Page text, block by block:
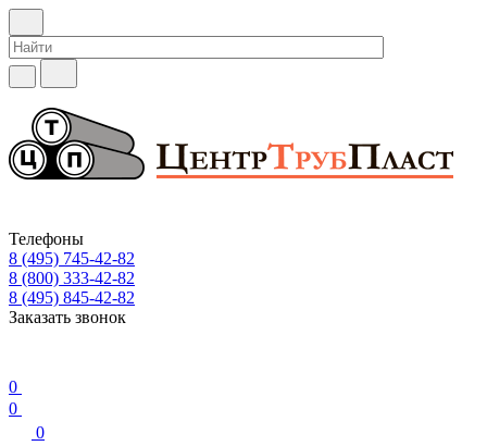
Телефоны
8 (495) 745-42-82
8 (800) 333-42-82
8 (495) 845-42-82
Заказать звонок
0
0
0